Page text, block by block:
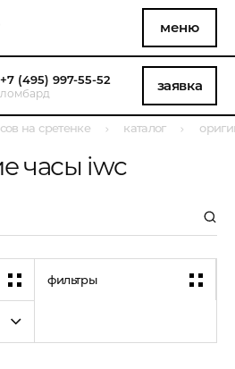
меню
+7 (495) 997-55-52
ломбард заявка
на сретенке каталог
часы iwc
фильтры